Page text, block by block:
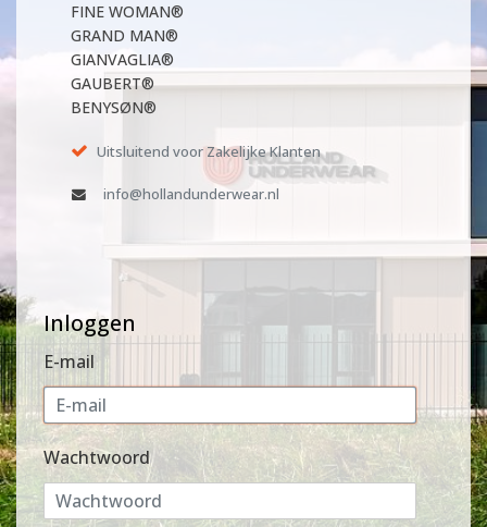
FINE WOMAN®
GRAND MAN®
GIANVAGLIA®
GAUBERT®
BENYSØN®
Uitsluitend voor Zakelijke Klanten
info@hollandunderwear.nl
Inloggen
E-mail
Wachtwoord